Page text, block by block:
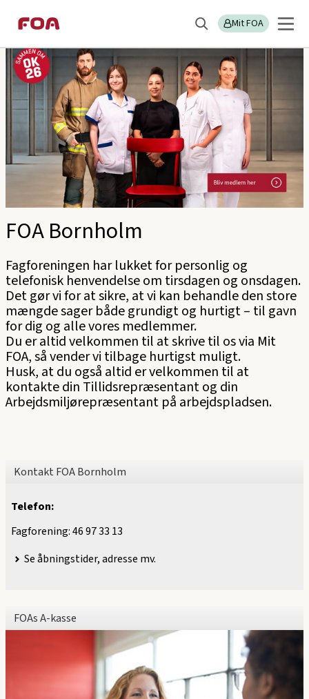
til
hovedindhold
til
hovedmenu
Søg Mit FOA
Sektions
menu
FOA Bornholm
FOA Bornholm
Fagforeningen har lukket for personlig og
telefonisk henvendelse om tirsdagen og onsdagen.
Det gør vi for at sikre, at vi kan behandle den store
mængde sager både grundigt og hurtigt – til gavn
for dig og alle vores medlemmer.
Du er altid velkommen til at skrive til os via Mit
FOA, så vender vi tilbage hurtigst muligt.
Husk, at du også altid er velkommen til at
kontakte din Tillidsrepræsentant og din
Arbejdsmiljørepræsentant på arbejdspladsen.
Kontakt FOA Bornholm
Telefon:
Fagforening: 46 97 33 13
Se åbningstider, adresse mv.
FOAs A-kasse